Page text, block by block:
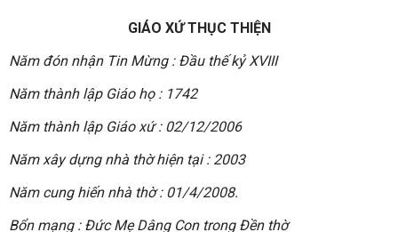
GIÁO XỨ THỤC THIỆN
Năm đón nhận Tin Mừng : Đầu thế kỷ XVIII
Năm thành lập Giáo họ : 1742
Năm thành lập Giáo xứ : 02/12/2006
Năm xây dựng nhà thờ hiện tại : 2003
Năm cung hiến nhà thờ : 01/4/2008.
Bổn mạng : Đức Mẹ Dâng Con trong Đền thờ